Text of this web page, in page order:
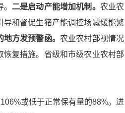
二是启动产能增加机制。 农业农
和督促生猪产能调控场减缓能繁
方发预警函。 农业农村部视情况
复措施。省级和市级农业农村部
或低于正常保有量的88%。进